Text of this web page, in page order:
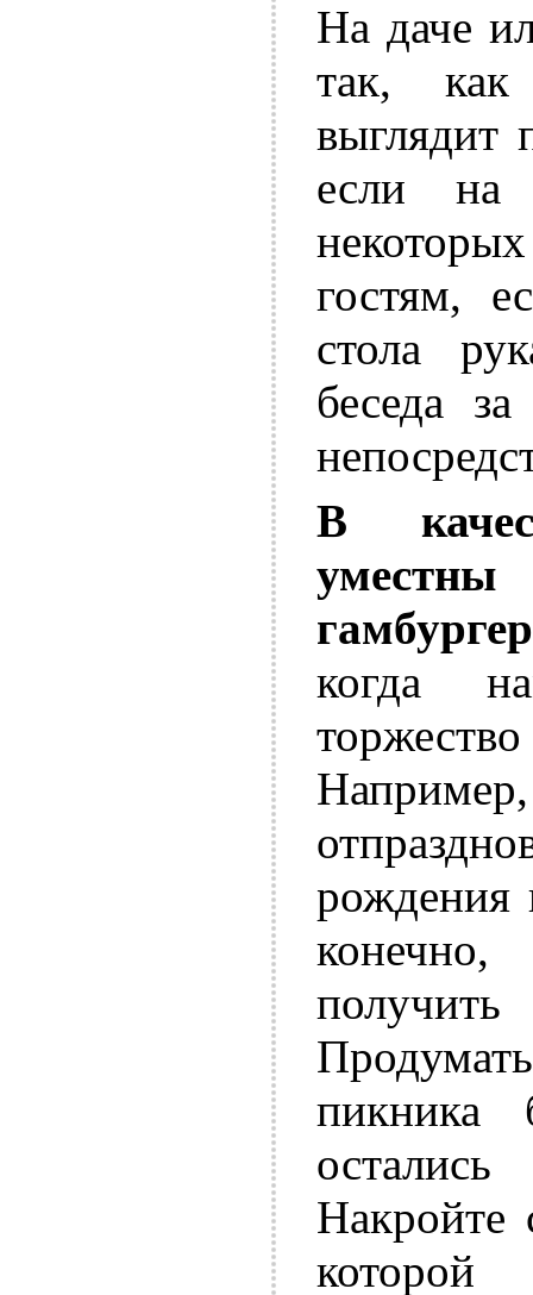
На даче
так, как
выглядит
если на
гостям,
стола
беседа
В
когда
рождения
Накройте
которой